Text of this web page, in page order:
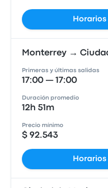
Monterrey →
Primeras y últimas salidas
17:00 — 17:00
Duración promedio
12h 51m
Precio mínimo
$ 92.543